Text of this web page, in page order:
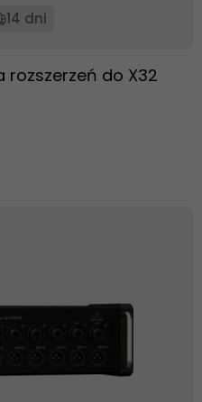
14 dni
rozszerzeń do X32